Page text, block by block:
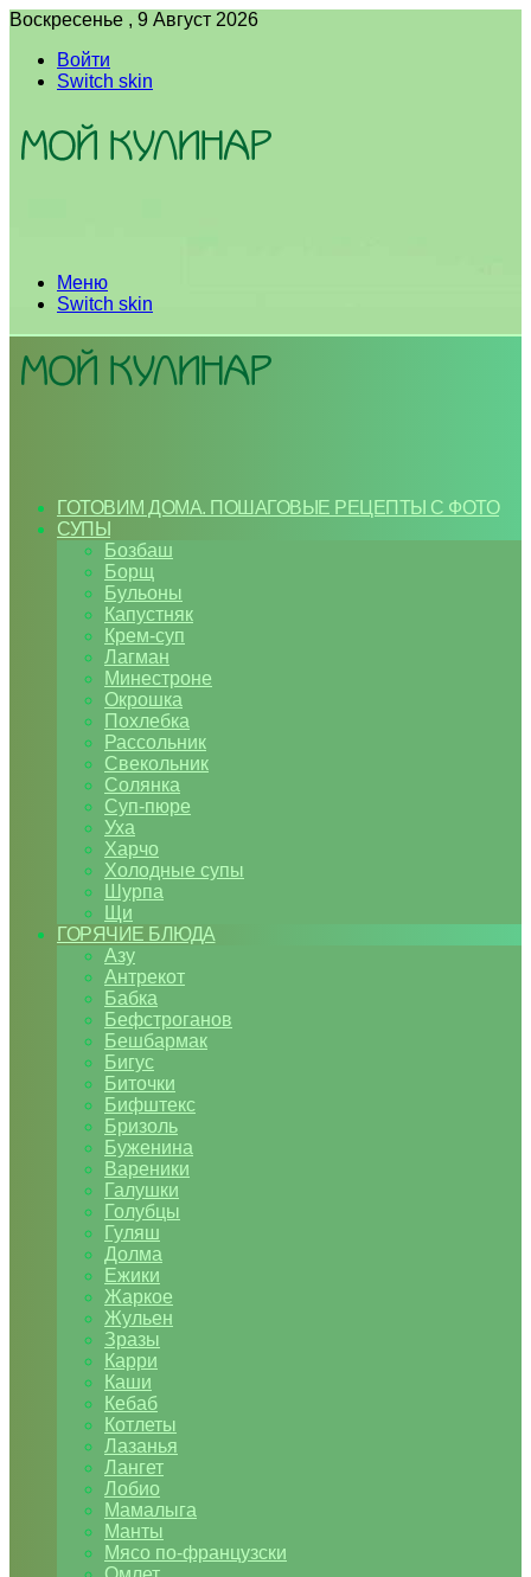
Воскресенье , 9 Август 2026
Войти
Switch skin
Меню
Switch skin
ГОТОВИМ ДОМА. ПОШАГОВЫЕ РЕЦЕПТЫ С ФОТО
СУПЫ
Бозбаш
Борщ
Бульоны
Капустняк
Крем-суп
Лагман
Минестроне
Окрошка
Похлебка
Рассольник
Свекольник
Солянка
Суп-пюре
Уха
Харчо
Холодные супы
Шурпа
Щи
ГОРЯЧИЕ БЛЮДА
Азу
Антрекот
Бабка
Бефстроганов
Бешбармак
Бигус
Биточки
Бифштекс
Бризоль
Буженина
Вареники
Галушки
Голубцы
Гуляш
Долма
Ежики
Жаркое
Жульен
Зразы
Карри
Каши
Кебаб
Котлеты
Лазанья
Лангет
Лобио
Мамалыга
Манты
Мясо по-французски